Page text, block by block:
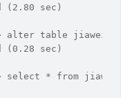
(2.80 sec)
alter table
(0.28 sec)
select * from